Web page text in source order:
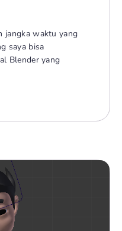
jangka waktu yang
saya bisa
Blender yang